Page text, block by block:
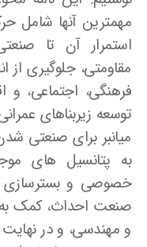
مهمترین آنها شامل
استمرار آن تا
مقاومتی، جلوگیری
فرهنگی، اجتماعی، و
توسعه زیربناهای
میانبر برای صنعتی
به پتانسیل های
خصوصی و بسترسازی
صنعت احداث، کمک
و مهندسی، و در